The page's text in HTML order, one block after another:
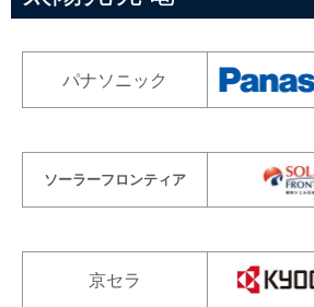
パナソニック
ソーラーフロンティア
京セラ